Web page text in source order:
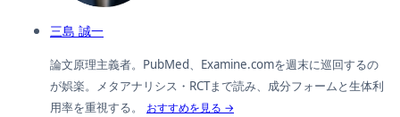
三島 誠一
論文原理主義者。PubMed、Examine.comを週末に巡回するの
が娯楽。メタアナリシス・RCTまで読み、成分フォームと生体利
用率を重視する。
おすすめを見る →